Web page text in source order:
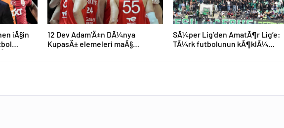
iÃ§in
12 Dev Adam’Ä±n DÃ¼nya
KupasÄ± elemeleri maÃ§
SÃ¼per Lig’den AmatÃ¶r Lig’e:
TÃ¼rk futbolunun kÃ¶klÃ¼